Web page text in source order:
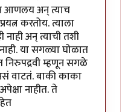
आणलय अन् त्याच
करतोय. त्याला
अन् त्याची तशी
या सगळ्या घोळात
निरुपद्रवी म्हणून सगळे
वाटतं. बाकी काका
नाहीत. ते